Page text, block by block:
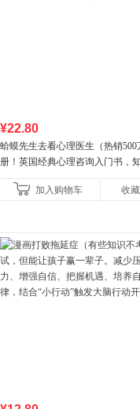
¥22.80
蛤蟆先生去看心理医生（热销500
册！英国经典心理咨询入门书，
加入购物车
收藏